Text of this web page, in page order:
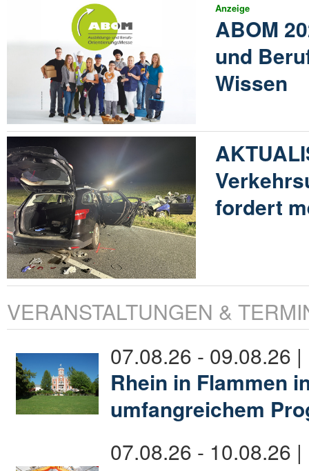
Anzeige
ABOM
und
Wissen
fordert
VERANSTALTUNGEN &
07.08.26 - 09.08.26
Rhein in Flammen
umfangreichem
07.08.26 - 10.08.26